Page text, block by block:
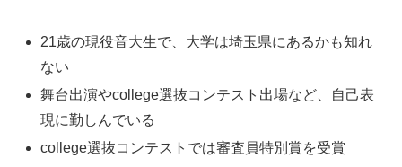
21歳の現役音大生で、大学は埼玉県にあるかも知れ
ない
舞台出演やcollege選抜コンテスト出場など、自己表
現に勤しんでいる
college選抜コンテストでは審査員特別賞を受賞